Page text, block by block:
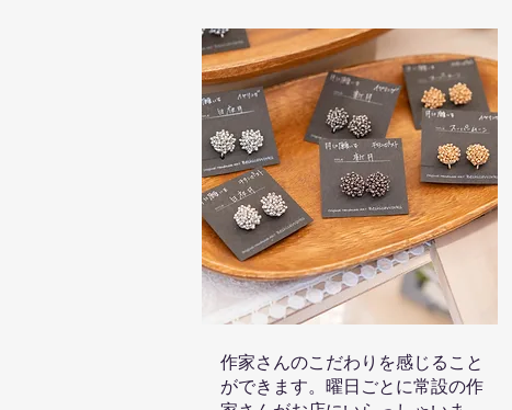
作家さんのこだわりを感じること
ができます。曜日ごとに常設の作